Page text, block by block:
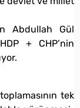
Abdullah Gül
+ CHP’nin
tek